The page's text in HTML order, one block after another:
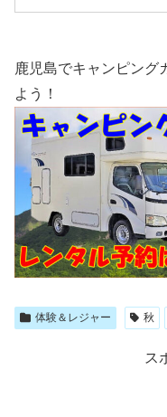
鹿児島でキャンピング
よう！
体験＆レジャー 秋
ス